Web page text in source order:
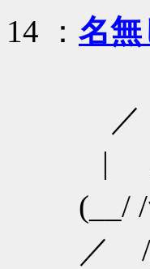
14 ： 名
／
|
(__/ /
／ /